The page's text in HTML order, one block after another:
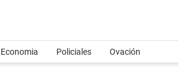
Economia Policiales Ovación